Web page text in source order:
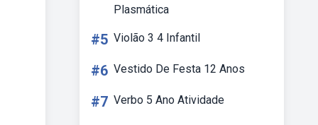
Plasmática
#5 Violão 3 4 Infantil
#6 Vestido De Festa 12 Anos
#7 Verbo 5 Ano Atividade